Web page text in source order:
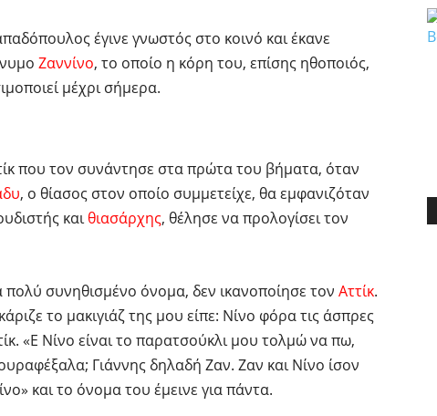
έγινε γνωστός στο κοινό και έκανε
Ζαννίνο, το οποίο η κόρη του, επίσης ηθοποιός,
μέχρι σήμερα.
που τον συνάντησε στα πρώτα του βήματα, όταν
, ο θίασος στον οποίο συμμετείχε, θα εμφανιζόταν
καιθιασάρχης, θέλησε να προλογίσει τον
συνηθισμένο όνομα, δεν ικανοποίησε τον Αττίκ.
το μακιγιάζ της μου είπε: Νίνο φόρα τις άσπρες
«Ε Νίνο είναι το παρατσούκλι μου τολμώ να πω,
Γιάννης δηλαδή Ζαν. Ζαν και Νίνο ίσον
και το όνομα του έμεινε για πάντα.